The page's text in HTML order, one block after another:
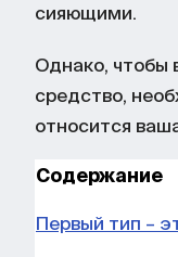
сияющими.
Однако, чтобы
средство,
относится
Содержание
Первый тип –